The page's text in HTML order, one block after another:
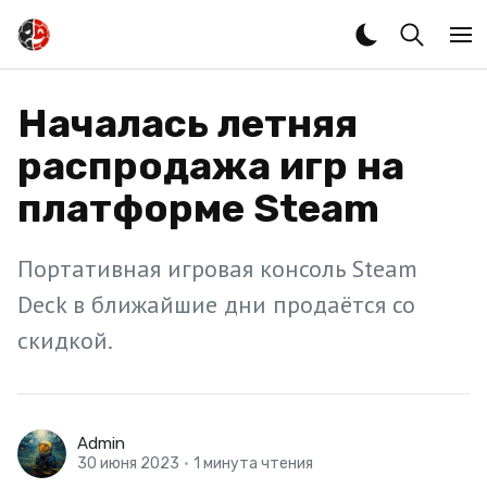
Началась летняя
распродажа игр на
платформе Steam
Портативная игровая консоль Steam
Deck в ближайшие дни продаётся со
скидкой.
Admin
30 июня 2023 • 1 минута чтения